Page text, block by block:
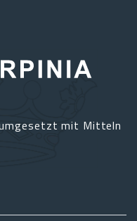
mit Mitteln